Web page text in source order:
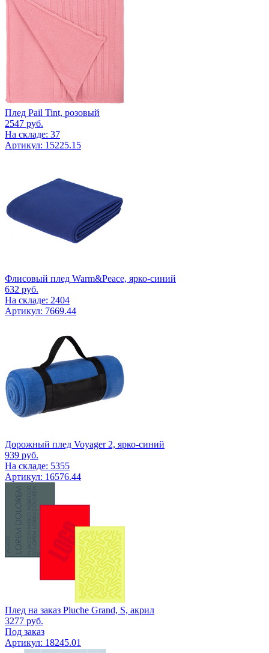
Плед Pail Tint, розовый
2547 руб.
На складе: 37
Артикул: 15225.15
Флисовый плед Warm&Peace, ярко-синий
632 руб.
На складе: 2404
Артикул: 7669.44
Дорожный плед Voyager 2, ярко-синий
939 руб.
На складе: 5355
Артикул: 16576.44
Плед на заказ Pluche Grand, S, акрил
3277 руб.
Под заказ
Артикул: 18245.01